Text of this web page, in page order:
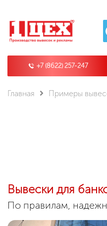
+7 (8622) 257-247
Главная Примеры
Вывески для
По правилам,